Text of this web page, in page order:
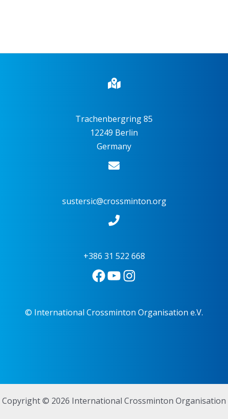
Trachenbergring 85
12249 Berlin
Germany
sustersic@crossminton.org
+386 31 522 668
© International Crossminton Organisation e.V.
Copyright © 2026 International Crossminton Organisation